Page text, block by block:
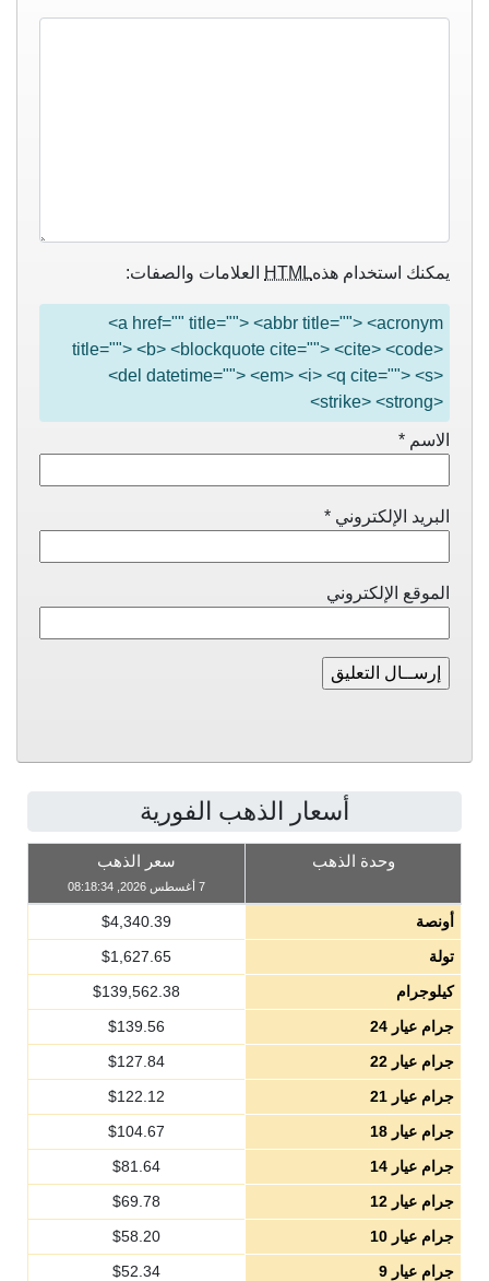
يمكنك استخدام هذهHTML العلامات والصفات:
<a href="" title=""> <abbr title=""> <acronym
title=""> <b> <blockquote cite=""> <cite> <code>
<del datetime=""> <em> <i> <q cite=""> <s>
<strike> <strong>
الاسم *
البريد الإلكتروني *
الموقع الإلكتروني
أسعار الذهب الفورية
وحدة الذهب سعر الذهب
7 أغسطس 2026, 08:18:34
أونصة $4,340.39
تولة
$1,627.65
كيلوجرام
$139,562.38
جرام عيار 24
$139.56
جرام عيار 22
$127.84
جرام عيار 21
$122.12
جرام عيار 18
$104.67
جرام عيار 14
$81.64
جرام عيار 12
$69.78
جرام عيار 10
$58.20
جرام عيار 9
$52.34